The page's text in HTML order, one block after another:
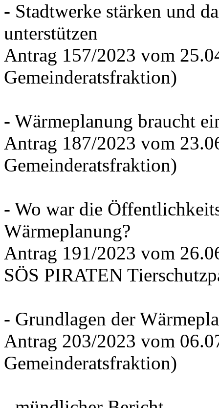
- Stadtwerke stärken und
unterstützen
Antrag 157/2023 vom
Gemeinderatsfraktion)
- Wärmeplanung braucht
Antrag 187/2023 vom
Gemeinderatsfraktion)
- Wo war die
Wärmeplanung?
Antrag 191/2023 vom
SÖS PIRATEN
- Grundlagen der
Antrag 203/2023 vom
Gemeinderatsfraktion)